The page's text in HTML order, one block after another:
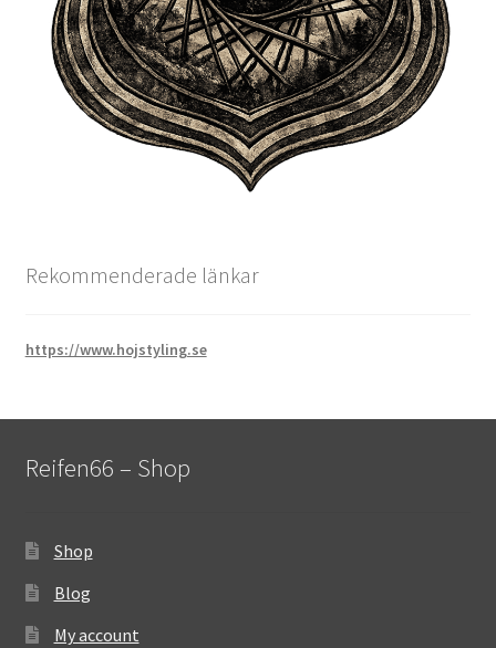
Rekommenderade länkar
https://www.hojstyling.se
Reifen66 – Shop
Shop
Blog
My account